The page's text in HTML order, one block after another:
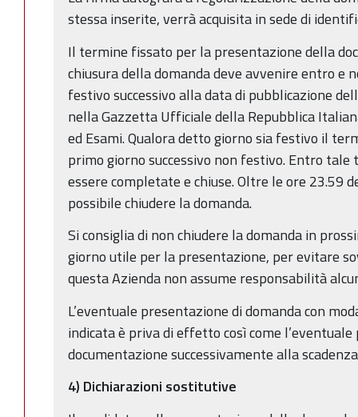
stessa inserite, verrà acquisita in sede di
Il termine fissato per la presentazione della
chiusura della domanda deve avvenire entro e
festivo successivo alla data di pubblicazione
nella Gazzetta Ufficiale della Repubblica
ed Esami. Qualora detto giorno sia festivo il
primo giorno successivo non festivo. Entro tale
essere completate e chiuse. Oltre le ore 23.59
possibile chiudere la domanda.
Si consiglia di non chiudere la domanda in
giorno utile per la presentazione, per evitare
questa Azienda non assume responsabilità
L’eventuale presentazione di domanda con
indicata è priva di effetto così come
documentazione successivamente alla
4) Dichiarazioni sostitutive